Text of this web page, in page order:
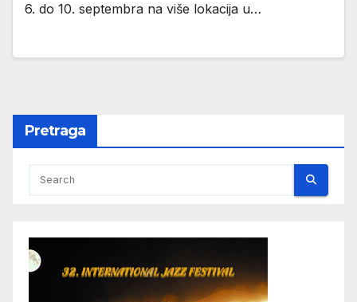
6. do 10. septembra na više lokacija u…
Pretraga